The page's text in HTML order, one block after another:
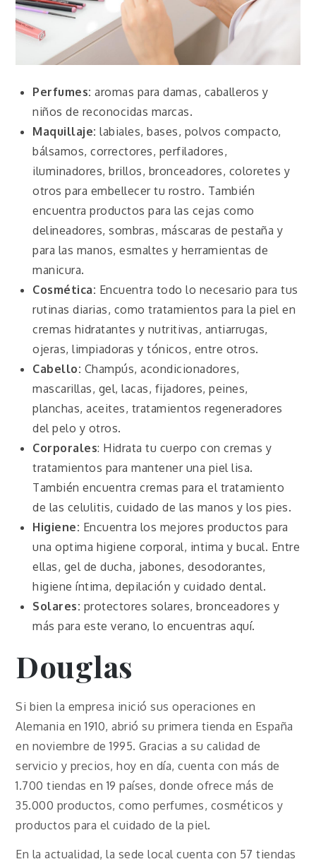
Perfumes: aromas para damas, caballeros y
niños de reconocidas marcas.
Maquillaje: labiales, bases, polvos compacto,
bálsamos, correctores, perfiladores,
iluminadores, brillos, bronceadores, coloretes y
otros para embellecer tu rostro. También
encuentra productos para las cejas como
delineadores, sombras, máscaras de pestaña y
para las manos, esmaltes y herramientas de
manicura.
Cosmética: Encuentra todo lo necesario para tus
rutinas diarias, como tratamientos para la piel en
cremas hidratantes y nutritivas, antiarrugas,
ojeras, limpiadoras y tónicos, entre otros.
Cabello: Champús, acondicionadores,
mascarillas, gel, lacas, fijadores, peines,
planchas, aceites, tratamientos regeneradores
del pelo y otros.
Corporales: Hidrata tu cuerpo con cremas y
tratamientos para mantener una piel lisa.
También encuentra cremas para el tratamiento
de las celulitis, cuidado de las manos y los pies.
Higiene: Encuentra los mejores productos para
una optima higiene corporal, intima y bucal. Entre
ellas, gel de ducha, jabones, desodorantes,
higiene íntima, depilación y cuidado dental.
Solares: protectores solares, bronceadores y
más para este verano, lo encuentras aquí.
Douglas
Si bien la empresa inició sus operaciones en
Alemania en 1910, abrió su primera tienda en España
en noviembre de 1995. Gracias a su calidad de
servicio y precios, hoy en día, cuenta con más de
1.700 tiendas en 19 países, donde ofrece más de
35.000 productos, como perfumes, cosméticos y
productos para el cuidado de la piel.
En la actualidad, la sede local cuenta con 57 tiendas